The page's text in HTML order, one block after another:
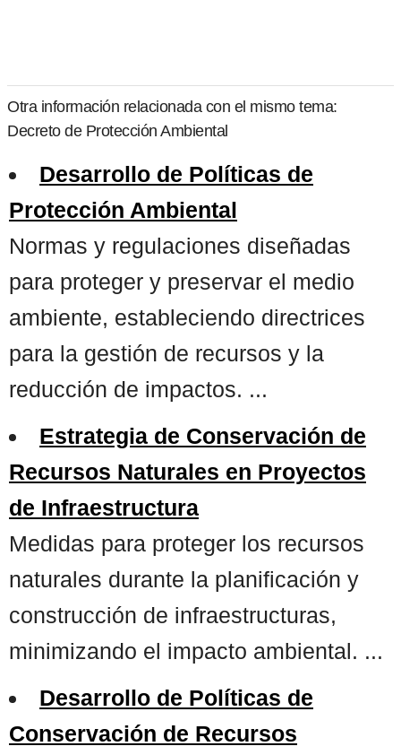
Otra información relacionada con el mismo tema:
Decreto de Protección Ambiental
Desarrollo de Políticas de
Protección Ambiental
Normas y regulaciones diseñadas
para proteger y preservar el medio
ambiente, estableciendo directrices
para la gestión de recursos y la
reducción de impactos. ...
Estrategia de Conservación de
Recursos Naturales en Proyectos
de Infraestructura
Medidas para proteger los recursos
naturales durante la planificación y
construcción de infraestructuras,
minimizando el impacto ambiental. ...
Desarrollo de Políticas de
Conservación de Recursos